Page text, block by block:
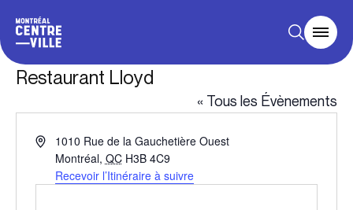
Restaurant Lloyd
« Tous les Évènements
Adresse1010 Rue de la Gauchetière Ouest
Montréal, QC H3B 4C9
Recevoir l’Itinéraire à suivre